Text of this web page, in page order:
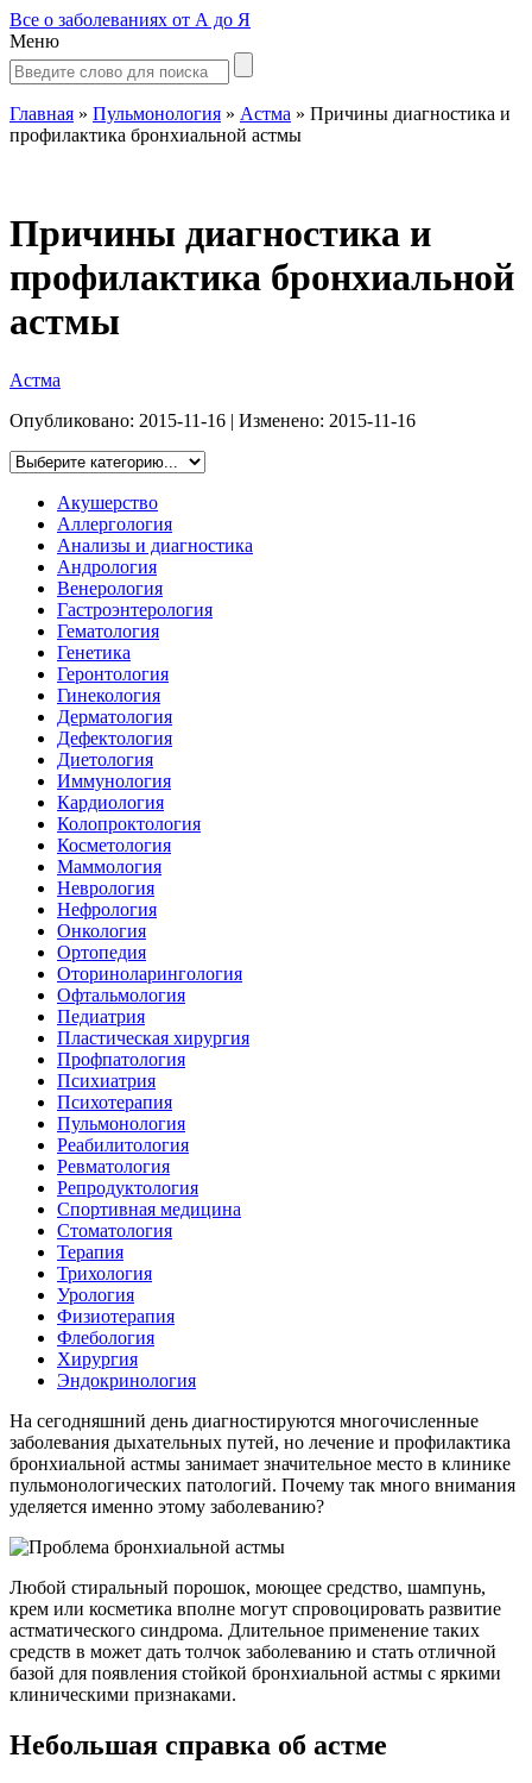
Все о заболеваниях от А до Я
Меню
Главная » Пульмонология » Астма » Причины диагностика и
профилактика бронхиальной астмы
Причины диагностика и
профилактика бронхиальной
астмы
Астма
Опубликовано: 2015-11-16 | Изменено: 2015-11-16
Акушерство
Аллергология
Анализы и диагностика
Андрология
Венерология
Гастроэнтерология
Гематология
Генетика
Геронтология
Гинекология
Дерматология
Дефектология
Диетология
Иммунология
Кардиология
Колопроктология
Косметология
Маммология
Неврология
Нефрология
Онкология
Ортопедия
Оториноларингология
Офтальмология
Педиатрия
Пластическая хирургия
Профпатология
Психиатрия
Психотерапия
Пульмонология
Реабилитология
Ревматология
Репродуктология
Спортивная медицина
Стоматология
Терапия
Трихология
Урология
Физиотерапия
Флебология
Хирургия
Эндокринология
На сегодняшний день диагностируются многочисленные
заболевания дыхательных путей, но лечение и профилактика
бронхиальной астмы занимает значительное место в клинике
пульмонологических патологий. Почему так много внимания
уделяется именно этому заболеванию?
Любой стиральный порошок, моющее средство, шампунь,
крем или косметика вполне могут спровоцировать развитие
астматического синдрома. Длительное применение таких
средств в может дать толчок заболеванию и стать отличной
базой для появления стойкой бронхиальной астмы с яркими
клиническими признаками.
Небольшая справка об астме